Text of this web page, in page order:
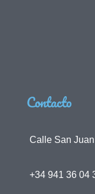
Contacto
Calle San
+34 941 36 04